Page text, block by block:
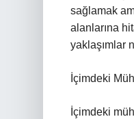
sağlamak
alanlarına
yaklaşımlar
İçimdeki
İçimdeki